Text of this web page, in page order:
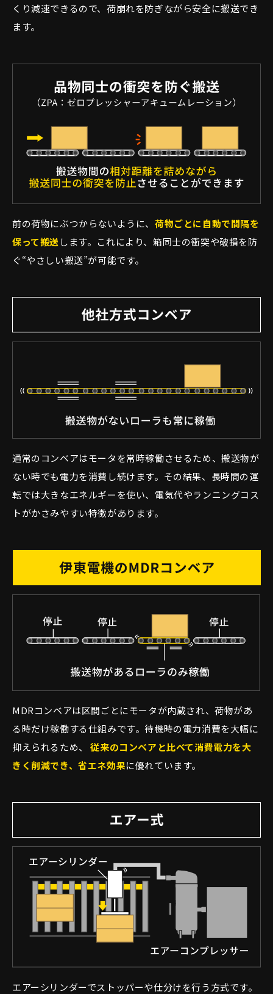
くり減速できるので、荷崩れを防ぎながら安全に搬送でき
ます。
前の荷物にぶつからないように、 荷物ごとに自動で間隔を
保って搬送 します。これにより、箱同士の衝突や破損を防
ぐ“やさしい搬送”が可能です。
通常のコンベアはモータを常時稼働させるため、搬送物が
ない時でも電力を消費し続けます。その結果、長時間の運
転では大きなエネルギーを使い、電気代やランニングコス
トがかさみやすい特徴があります。
MDRコンベアは区間ごとにモータが内蔵され、荷物があ
る時だけ稼働する仕組みです。待機時の電力消費を大幅に
抑えられるため、従来のコンベアと比べて消費電力を大
きく削減でき、省エネ効果に優れています。
エアーシリンダーでストッパーや仕分けを行う方式です。